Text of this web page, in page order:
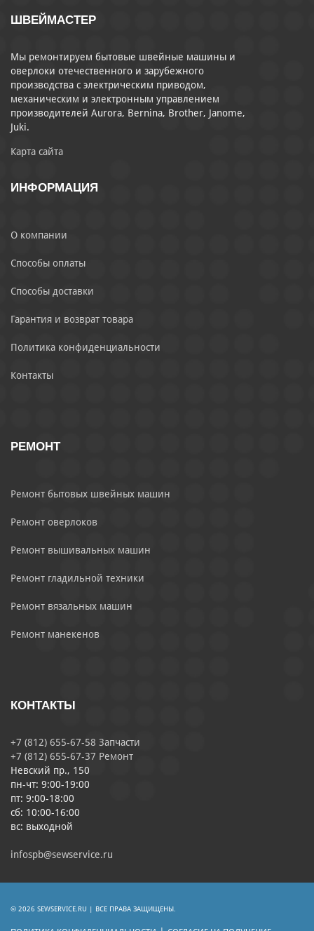
ШВЕЙМАСТЕР
Мы ремонтируем бытовые швейные машины и
оверлоки отечественного и зарубежного
производства с электрическим приводом,
механическим и электронным управлением
производителей Aurora, Bernina, Brother, Janome,
Juki.
Карта сайта
ИНФОРМАЦИЯ
О компании
Способы оплаты
Способы доставки
Гарантия и возврат товара
Политика конфиденциальности
Контакты
РЕМОНТ
Ремонт бытовых швейных машин
Ремонт оверлоков
Ремонт вышивальных машин
Ремонт гладильной техники
Ремонт вязальных машин
Ремонт манекенов
КОНТАКТЫ
+7 (812) 655-67-58 Запчасти
+7 (812) 655-67-37 Ремонт
Невский пр., 150
пн-чт: 9:00-19:00
пт: 9:00-18:00
сб: 10:00-16:00
вс: выходной
infospb@sewservice.ru
© 2026 SEWSERVICE.RU | ВСЕ ПРАВА ЗАЩИЩЕНЫ.